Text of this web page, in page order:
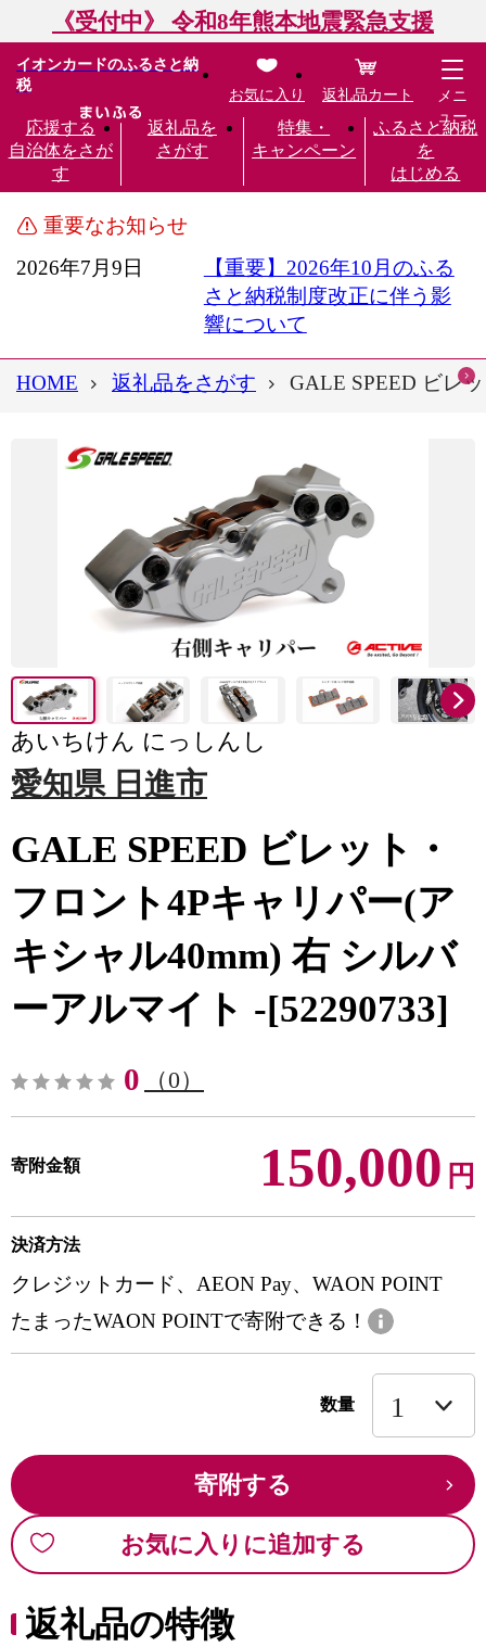
《受付中》 令和8年熊本地震緊急支援
イオンカードのふるさと納
税
応援する
自治体をさが
す
返礼品を
さがす
特集・
キャンペーン
ふるさと納税
を
はじめる
お気に入り 返礼品カート
メニ
ュー
重要なお知らせ
2026年7月9日
【重要】2026年10月のふる
さと納税制度改正に伴う影
響について
HOME 返礼品をさがす GALE SPEED ビレ
あいちけん にっしんし
愛知県 日進市
GALE SPEED ビレット・
フロント4Pキャリパー(ア
キシャル40mm) 右 シルバ
ーアルマイト -[52290733]
0 （0）
寄附金額 150,000 円
決済方法
クレジットカード、AEON Pay、WAON POINT
たまったWAON POINTで寄附できる！
数量
寄附する
お気に入りに追加する
返礼品の特徴